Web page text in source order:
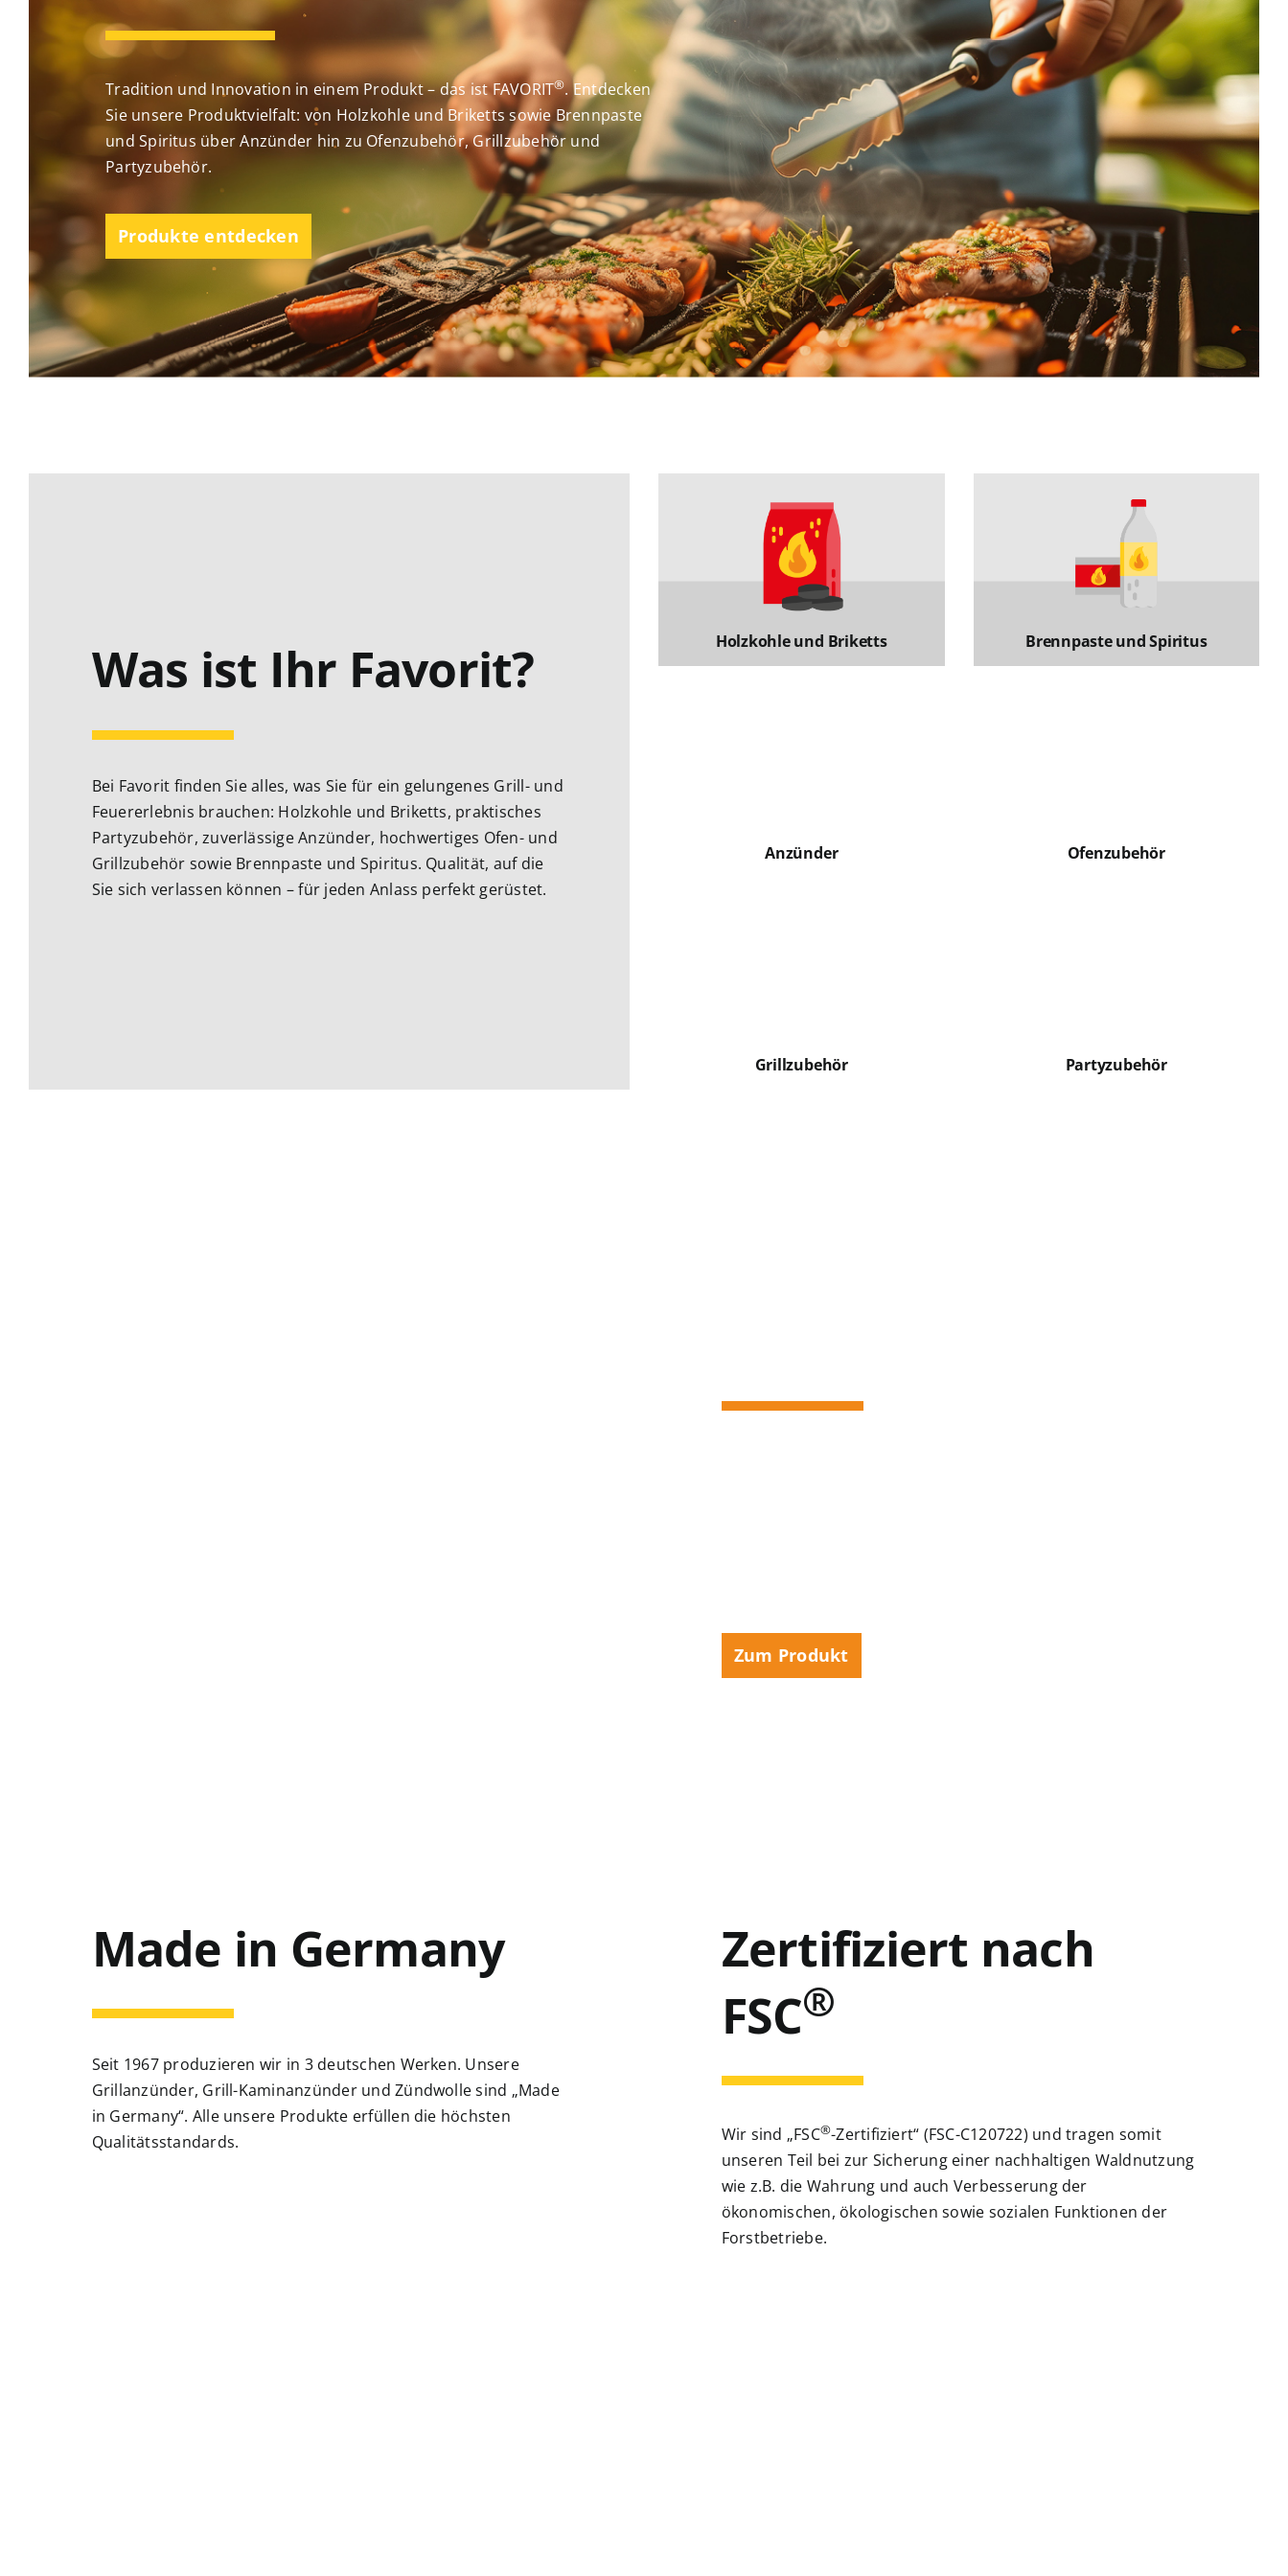
Tradition und Innovation in einem Produkt – das ist FAVORIT®. Entdecken
Sie unsere Produktvielfalt: von Holzkohle und Briketts sowie Brennpaste
und Spiritus über Anzünder hin zu Ofenzubehör, Grillzubehör und
Partyzubehör.
Produkte entdecken
Was ist Ihr Favorit?
Bei Favorit finden Sie alles, was Sie für ein gelungenes Grill- und
Feuererlebnis brauchen: Holzkohle und Briketts, praktisches
Partyzubehör, zuverlässige Anzünder, hochwertiges Ofen- und
Grillzubehör sowie Brennpaste und Spiritus. Qualität, auf die
Sie sich verlassen können – für jeden Anlass perfekt gerüstet.
Holzkohle und Briketts Brennpaste und Spiritus
Anzünder Ofenzubehör
Grillzubehör Partyzubehör
Zum Produkt
Made in Germany
Seit 1967 produzieren wir in 3 deutschen Werken. Unsere
Grillanzünder, Grill-Kaminanzünder und Zündwolle sind „Made
in Germany“. Alle unsere Produkte erfüllen die höchsten
Qualitätsstandards.
Zertifiziert nach
FSC®
Wir sind „FSC®-Zertifiziert“ (FSC-C120722) und tragen somit
unseren Teil bei zur Sicherung einer nachhaltigen Waldnutzung
wie z.B. die Wahrung und auch Verbesserung der
ökonomischen, ökologischen sowie sozialen Funktionen der
Forstbetriebe.